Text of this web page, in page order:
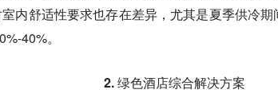
内舒适性要求也存在差异，尤其是夏季供冷
40%。
2. 绿色酒店综合解决方案